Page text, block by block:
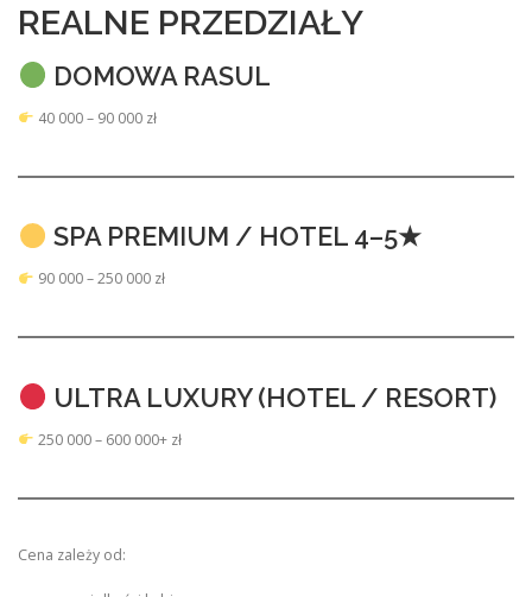
REALNE PRZEDZIAŁY
DOMOWA RASUL
40 000 – 90 000 zł
SPA PREMIUM / HOTEL 4–5★
90 000 – 250 000 zł
ULTRA LUXURY (HOTEL / RESORT)
250 000 – 600 000+ zł
Cena zależy od: